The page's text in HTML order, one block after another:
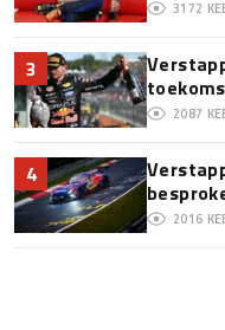
3172
3
2087
4
2016